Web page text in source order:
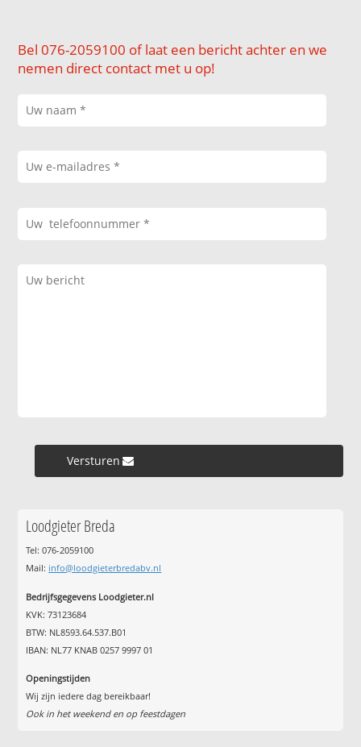
Bel 076-2059100 of laat een bericht achter en we
nemen direct contact met u op!
Versturen »
Loodgieter Breda
Tel: 076-2059100
Mail: info@loodgieterbredabv.nl
Bedrijfsgegevens Loodgieter.nl
KVK: 73123684
BTW: NL8593.64.537.B01
IBAN: NL77 KNAB 0257 9997 01
Openingstijden
Wij zijn iedere dag bereikbaar!
Ook in het weekend en op feestdagen